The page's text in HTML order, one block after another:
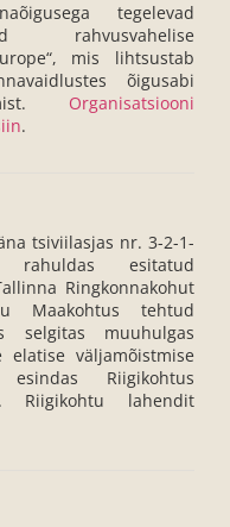
tegelevad
rahvusvahelise
mis lihtsustab
õigusabi
Organisatsiooni
.
tsiviilasjas nr. 3-2-1-
rahuldas esitatud
Ringkonnakohut
Maakohtus tehtud
selgitas muuhulgas
väljamõistmise
Riigikohtus
Riigikohtu lahendit